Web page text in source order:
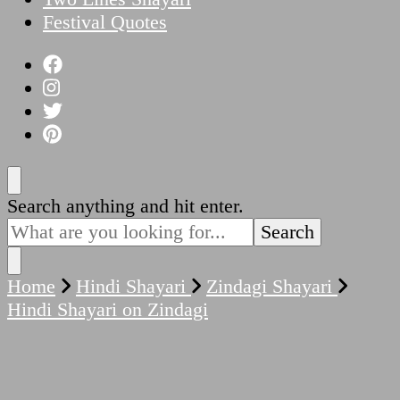
Festival Quotes
Looking
for
Something?
Search anything and hit enter.
Home Hindi Shayari
Zindagi Shayari
Hindi Shayari on Zindagi